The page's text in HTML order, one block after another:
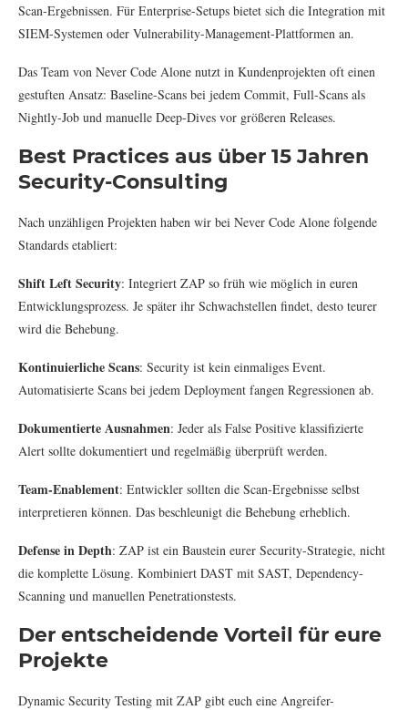
Scan-Ergebnissen. Für Enterprise-Setups bietet sich die Integration mit
SIEM-Systemen oder Vulnerability-Management-Plattformen an.
Das Team von Never Code Alone nutzt in Kundenprojekten oft einen
gestuften Ansatz: Baseline-Scans bei jedem Commit, Full-Scans als
Nightly-Job und manuelle Deep-Dives vor größeren Releases.
Best Practices aus über 15 Jahren
Security-Consulting
Nach unzähligen Projekten haben wir bei Never Code Alone folgende
Standards etabliert:
Shift Left Security: Integriert ZAP so früh wie möglich in euren
Entwicklungsprozess. Je später ihr Schwachstellen findet, desto teurer
wird die Behebung.
Kontinuierliche Scans: Security ist kein einmaliges Event.
Automatisierte Scans bei jedem Deployment fangen Regressionen ab.
Dokumentierte Ausnahmen: Jeder als False Positive klassifizierte
Alert sollte dokumentiert und regelmäßig überprüft werden.
Team-Enablement: Entwickler sollten die Scan-Ergebnisse selbst
interpretieren können. Das beschleunigt die Behebung erheblich.
Defense in Depth: ZAP ist ein Baustein eurer Security-Strategie, nicht
die komplette Lösung. Kombiniert DAST mit SAST, Dependency-
Scanning und manuellen Penetrationstests.
Der entscheidende Vorteil für eure
Projekte
Dynamic Security Testing mit ZAP gibt euch eine Angreifer-